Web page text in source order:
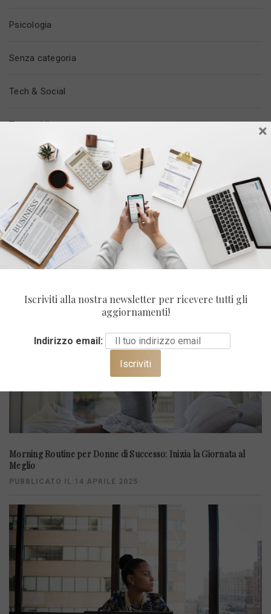
Psicologia
Senza categoria
Tech & Social
Tempo Libero
Trovare Lavoro
Vita In Ufficio
ULTIMI POST
Morning Routine per Donne di Successo: Inizia la Giornata al
Meglio
PUBBLICATO IL:14 APRILE 2025
Iscriviti alla nostra newsletter per ricevere tutti gli
aggiornamenti!
Indirizzo email:
×